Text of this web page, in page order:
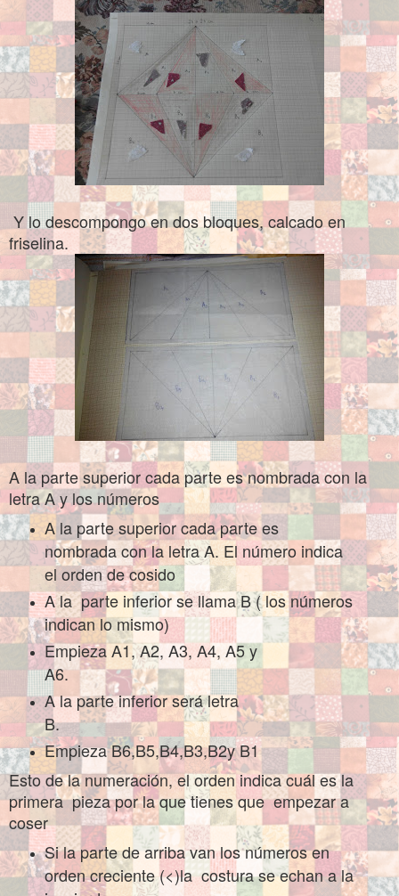
Y lo descompongo en dos bloques, calcado en
friselina.
A la parte superior cada parte es nombrada con la
letra A y los números
A la parte superior cada parte es
nombrada con la letra A. El número indica
el orden decosido
A la parte inferior se llama B ( los números
indicanlo mismo)
Empieza A1, A2, A3, A4, A5 y
A6.
A la parte inferior será letra
B.
Empieza B6,B5,B4,B3,B2y B1
Esto de la numeración, el orden indica cuál es la
primera pieza por la que tienes que empezar a
coser
Si la parte de arriba van los números en
orden creciente (<)la costura se echan a la